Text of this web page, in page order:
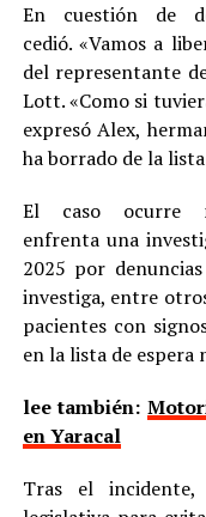
En cuestión de
cedió. «Vamos a
del representante
Lott. «Como si
expresó Alex,
ha borrado de la
El caso ocurre
enfrenta una
2025 por
investiga, entre
pacientes con
en la lista de espera
lee también:
en Yaracal
Tras el